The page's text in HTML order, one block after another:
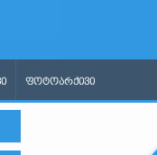
ᲤᲝᲢᲝᲐᲠᲥᲘᲕᲘ